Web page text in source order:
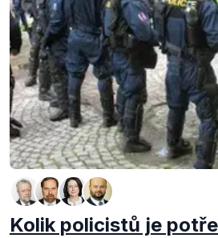
Kolik policistů je